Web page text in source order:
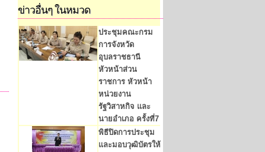
ข่าวอื่นๆ ในหมวด
ประชุมคณะกรม
การจังหวัด
อุบลราชธานี
หัวหน้าส่วน
ราชการ หัวหน้า
หน่วยงาน
รัฐวิสาหกิจ และ
นายอำเภอ ครั้งที่7
พิธีปิดการประชุม
และมอบวุฒิบัตรให้